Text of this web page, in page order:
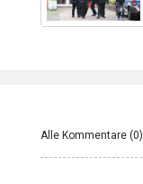
Alle Kommentare (0)